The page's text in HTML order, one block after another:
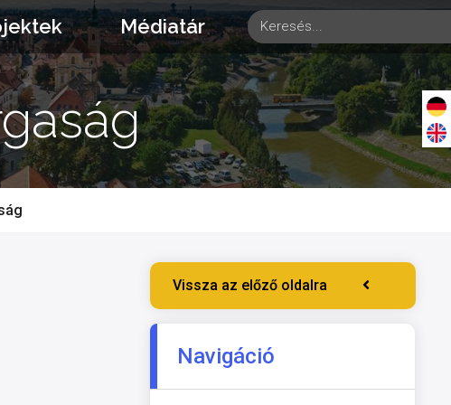
Médiatár
Vissza az előző oldalra
Navigáció